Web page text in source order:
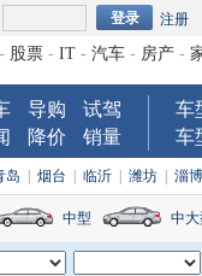
注册
- 股票 - IT - 汽车 - 房产 -
导购
试驾
降价 销量
车
车
岛 烟台 临沂 潍坊 淄博
中型 中